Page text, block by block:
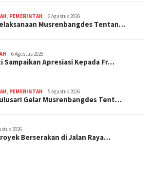
, PEMERINTAH 6 Agustus 2026
Musrenbangdes Tentan…
6 Agustus 2026
Sampaikan Apresiasi Kepada Fr…
, PEMERINTAH 5 Agustus 2026
Gelar Musrenbangdes Tent…
2026
Berserakan di Jalan Raya…